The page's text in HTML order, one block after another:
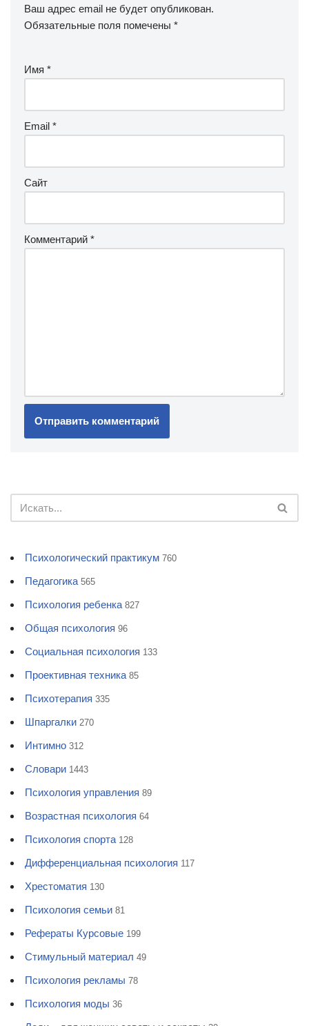
Ваш адрес email не будет опубликован.
Обязательные поля помечены *
Имя *
Email *
Сайт
Комментарий *
Психологический практикум 760
Педагогика 565
Психология ребенка 827
Общая психология 96
Социальная психология 133
Проективная техника 85
Психотерапия 335
Шпаргалки 270
Интимно 312
Словари 1443
Психология управления 89
Возрастная психология 64
Психология спорта 128
Дифференциальная психология 117
Хрестоматия 130
Психология семьи 81
Рефераты Курсовые 199
Стимульный материал 49
Психология рекламы 78
Психология моды 36